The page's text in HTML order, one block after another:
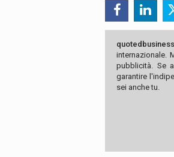
internazionale.
pubblicità. Se
garantire
sei anche tu.